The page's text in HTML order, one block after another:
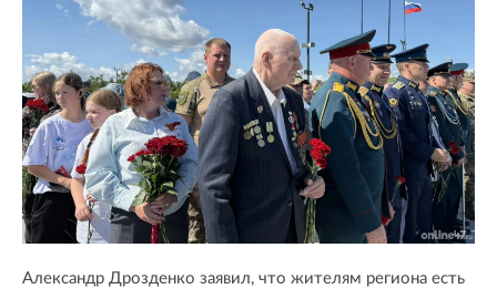
Александр Дрозденко заявил, что жителям региона есть